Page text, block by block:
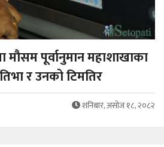
पूर्वानुमान महाशाखाका
र उनको टिमतिर
शनिबार, असोज १८, २०८२